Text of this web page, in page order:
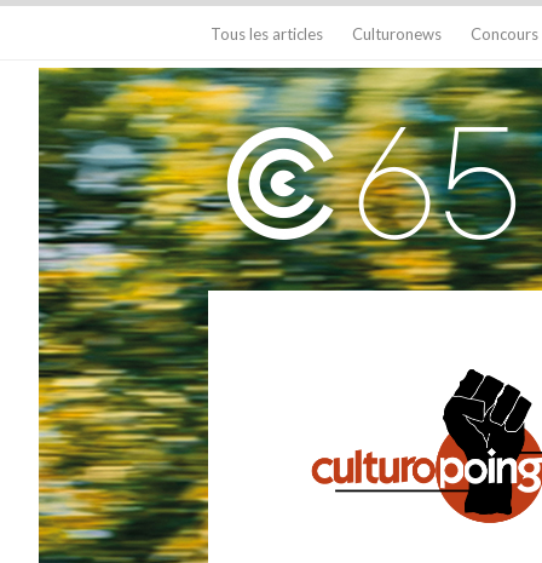
Tous les articles Culturonews Concours